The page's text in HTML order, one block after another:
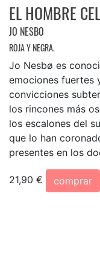
EL HOMBRE
JO NESBO
ROJA Y NEGRA.
Jo Nesbø es
emociones fuertes
convicciones
los rincones más
los escalones del
que lo han
presentes en los
21,90 €
comprar